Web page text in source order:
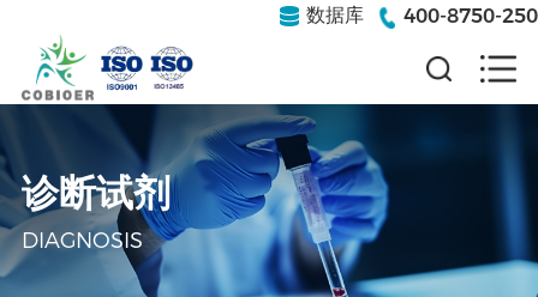
数据库 400-8750-250
诊断试剂
DIAGNOSIS